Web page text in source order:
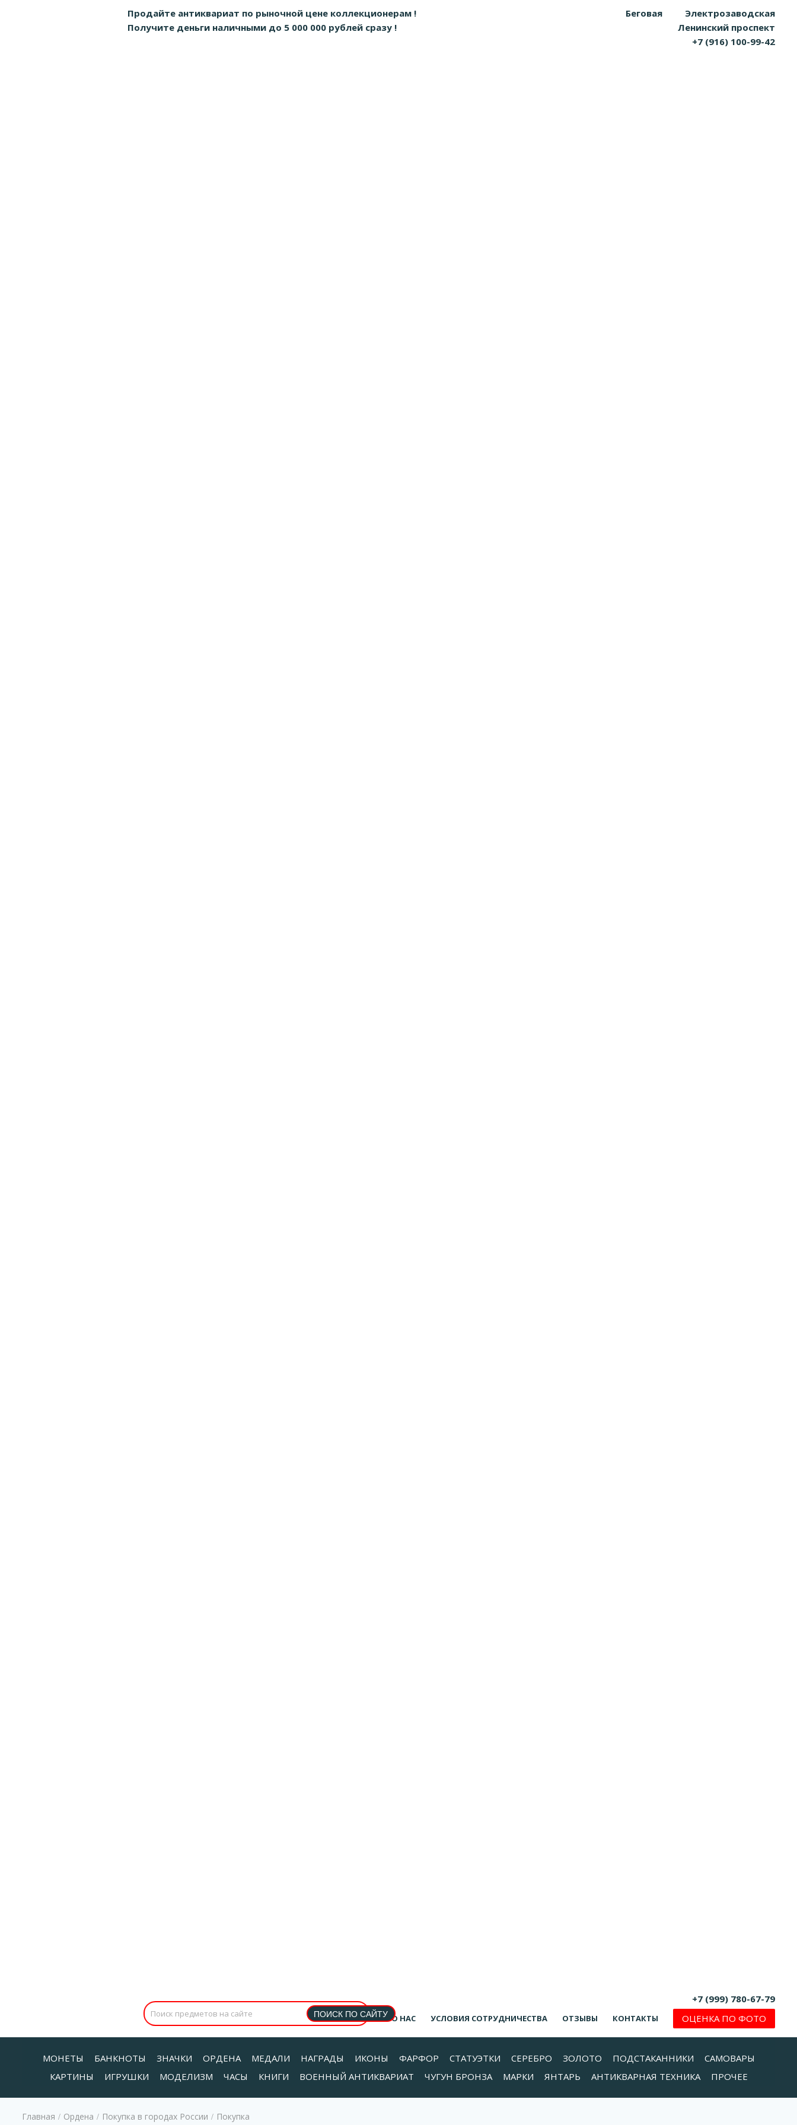
Продайте антиквариат по рыночной цене коллекционерам ! Беговая
Электрозаводская
Получите деньги наличными до 5 000 000 рублей сразу !
Ленинский проспект
+7 (916) 100-99-42
+7 (999) 780-67-79
О НАС УСЛОВИЯ СОТРУДНИЧЕСТВА ОТЗЫВЫ КОНТАКТЫ ОЦЕНКА ПО ФОТО
МОНЕТЫ БАНКНОТЫ ЗНАЧКИ ОРДЕНА МЕДАЛИ НАГРАДЫ ИКОНЫ ФАРФОР СТАТУЭТКИ СЕРЕБРО ЗОЛОТО ПОДСТАКАННИКИ
САМОВАРЫ
КАРТИНЫ
ИГРУШКИ МОДЕЛИЗМ ЧАСЫ КНИГИ ВОЕННЫЙ АНТИКВАРИАТ ЧУГУН БРОНЗА МАРКИ ЯНТАРЬ АНТИКВАРНАЯ ТЕХНИКА ПРОЧЕЕ
Главная / Ордена / Покупка в городах России / Покупка